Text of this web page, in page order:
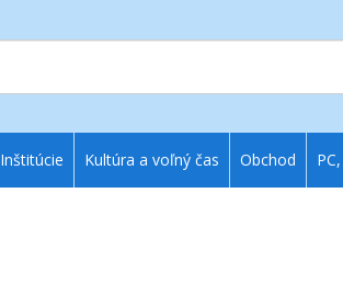
Inštitúcie Kultúra a voľný čas Obchod